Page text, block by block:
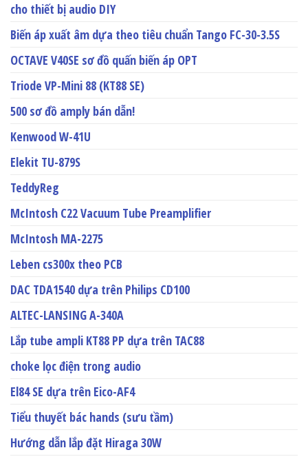
cho thiết bị audio DIY
Biến áp xuất âm dựa theo tiêu chuẩn Tango FC-30-3.5S
OCTAVE V40SE sơ đồ quấn biến áp OPT
Triode VP-Mini 88 (KT88 SE)
500 sơ đồ amply bán dẫn!
Kenwood W-41U
Elekit TU-879S
TeddyReg
McIntosh C22 Vacuum Tube Preamplifier
McIntosh MA-2275
Leben cs300x theo PCB
DAC TDA1540 dựa trên Philips CD100
ALTEC-LANSING A-340A
Lắp tube ampli KT88 PP dựa trên TAC88
choke lọc điện trong audio
El84 SE dựa trên Eico-AF4
Tiểu thuyết bác hands (sưu tầm)
Hướng dẫn lắp đặt Hiraga 30W